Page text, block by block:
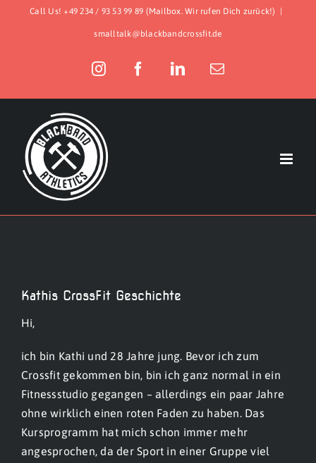
Call Us! +49 234 / 93 53 99 89 (Mailbox. Wir rufen Dich zurück!)
smalltalk@blackbandcrossfit.de
InstagramFacebookLinkedIn
E-
Kathis CrossFit Geschichte
Hi,
ich bin Kathi und 28 Jahre jung. Bevor ich zum
Crossfit gekommen bin, bin ich ganz normal in ein
Fitnessstudio gegangen – allerdings ein paar Jahre
ohne wirklich einen roten Faden zu haben. Das
Kursprogramm hat mich schon immer mehr
angesprochen, da der Sport in einer Gruppe viel